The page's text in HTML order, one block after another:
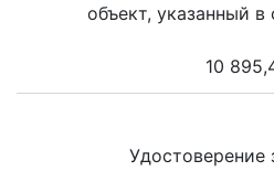
объект, указанный в
10
Удостоверение